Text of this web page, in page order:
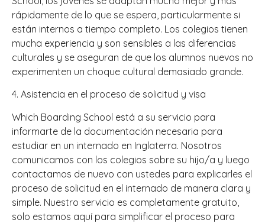
rápidamente de lo que se espera, particularmente si
están internos a tiempo completo. Los colegios tienen
mucha experiencia y son sensibles a las diferencias
culturales y se aseguran de que los alumnos nuevos no
experimenten un choque cultural demasiado grande.
4. Asistencia en el proceso de solicitud y visa
Which Boarding School está a su servicio para
informarte de la documentación necesaria para
estudiar en un internado en Inglaterra. Nosotros
comunicamos con los colegios sobre su hijo/a y luego
contactamos de nuevo con ustedes para explicarles el
proceso de solicitud en el internado de manera clara y
simple. Nuestro servicio es completamente gratuito,
solo estamos aquí para simplificar el proceso para